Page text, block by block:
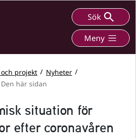
Sök
Meny
projekt
Nyheter
Den här sidan
situation för
efter coronavåren